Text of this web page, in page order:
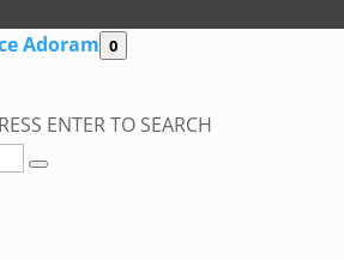
Adoram 0
ENTER TO SEARCH